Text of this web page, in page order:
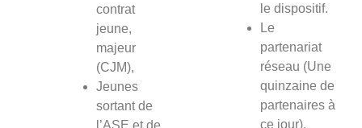
contrat
jeune,
majeur
(CJM),
Jeunes
sortant de
le dispositif.
Le
partenariat
réseau (Une
quinzaine de
partenaires à
ce jour),